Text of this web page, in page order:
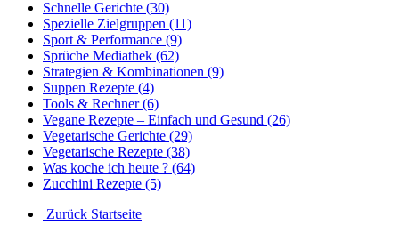
Schnelle Gerichte (30)
Spezielle Zielgruppen (11)
Sport & Performance (9)
Sprüche Mediathek (62)
Strategien & Kombinationen (9)
Suppen Rezepte (4)
Tools & Rechner (6)
Vegane Rezepte – Einfach und Gesund (26)
Vegetarische Gerichte (29)
Vegetarische Rezepte (38)
Was koche ich heute ? (64)
Zucchini Rezepte (5)
Zurück Startseite